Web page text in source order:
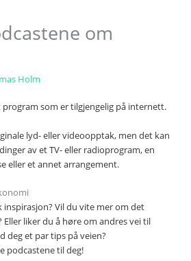
om
Holm
program som er tilgjengelig på internett.
lyd- eller videoopptak, men det kan
av et TV- eller radioprogram, en
eller et annet arrangement.
Vil du vite mer om det
liker du å høre om andres vei til
deg et par tips på veien?
podcastene til deg!